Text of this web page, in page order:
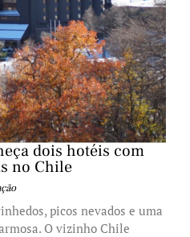
dois hotéis com
no Chile
picos nevados e uma
O vizinho Chile